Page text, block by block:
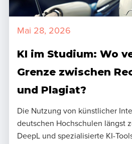
Mai 28, 2026
KI im Studium: Wo
Grenze zwischen
und Plagiat?
Die Nutzung von künstlicher
deutschen Hochschulen längst
DeepL und spezialisierte KI-